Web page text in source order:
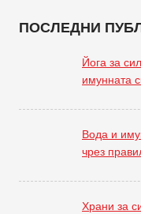
ПОСЛЕДНИ
Йога за
имунната
Вода и
чрез
Храни за